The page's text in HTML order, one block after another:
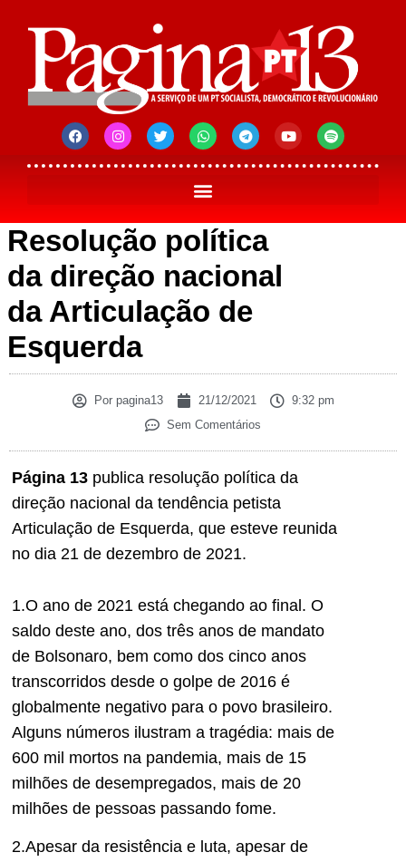
Resolução política
da direção nacional
da Articulação de
Esquerda
Porpagina13 21/12/2021
9:32 pm
Sem Comentários
Página 13 publica resolução política da
direção nacional da tendência petista
Articulação de Esquerda, que esteve reunida
no dia 21 de dezembro de 2021.
1.O ano de 2021 está chegando ao final. O
saldo deste ano, dos três anos de mandato
de Bolsonaro, bem como dos cinco anos
transcorridos desde o golpe de 2016 é
globalmente negativo para o povo brasileiro.
Alguns números ilustram a tragédia: mais de
600 mil mortos na pandemia, mais de 15
milhões de desempregados, mais de 20
milhões de pessoas passando fome.
2.Apesar da resistência e luta, apesar de